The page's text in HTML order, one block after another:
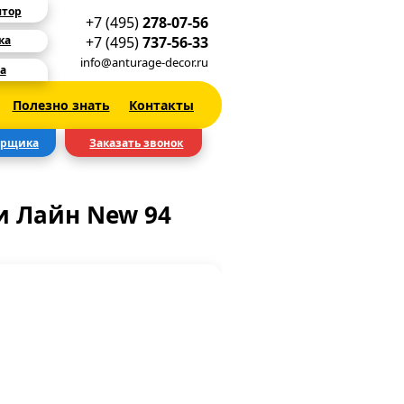
+7 (495)278-07-56
+7 (495)737-56-33
info@anturage-decor.ru
Полезно знать Контакты
Заказать звонок
Лайн New 94